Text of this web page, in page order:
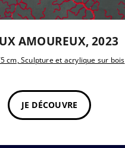
AMOUREUX, 2023
cm, Sculpture et acrylique sur bois
JE DÉCOUVRE